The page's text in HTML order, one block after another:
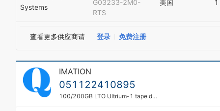
Systems
G03233-2M0-
RTS
美国 1
查看更多供应商请 登录 免费注册
IMATION
051122410895
100/200GB LTO Ultrium-1 tape data cartridge Imation - in plastic case OEM #: 051122410895 Other #: C7971A (HP)